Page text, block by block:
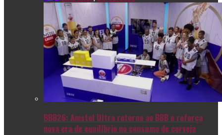
BBB26: Amstel Ultra retorna ao BBB e reforça
nova era de equilíbrio no consumo de cerveja